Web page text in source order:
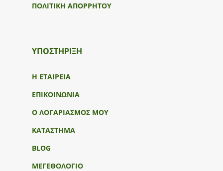
ΠΟΛΙΤΙΚΗ ΑΠΟΡΡΗΤΟΥ
ΥΠΟΣΤΉΡΙΞΗ
Η ΕΤΑΙΡΕΙΑ
ΕΠΙΚΟΙΝΩΝΙΑ
Ο ΛΟΓΑΡΙΑΣΜΟΣ ΜΟΥ
ΚΑΤΑΣΤΗΜΑ
BLOG
ΜΕΓΕΘΟΛΟΓΙΟ